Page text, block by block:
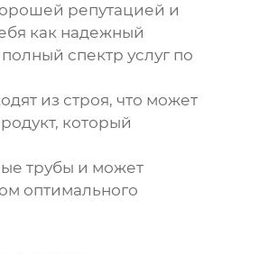
репутацией и
как надежный
спектр услуг по
из строя, что может
который
трубы и может
оптимального